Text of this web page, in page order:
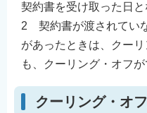
契約書を受け取った日と
2 契約書が渡されてい
があったときは、クー
も、クーリング・オフ
クーリング・オ